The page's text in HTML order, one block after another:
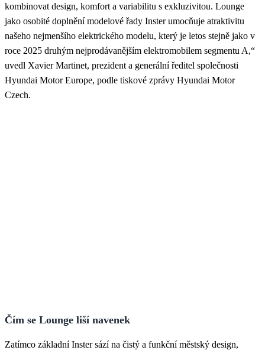
kombinovat design, komfort a variabilitu s exkluzivitou. Lounge
jako osobité doplnění modelové řady Inster umocňuje atraktivitu
našeho nejmenšího elektrického modelu, který je letos stejně jako v
roce 2025 druhým nejprodávanějším elektromobilem segmentu A,“
uvedl Xavier Martinet, prezident a generální ředitel společnosti
Hyundai Motor Europe, podle tiskové zprávy Hyundai Motor
Czech.
Čím se Lounge liší navenek
Zatímco základní Inster sází na čistý a funkční městský design,